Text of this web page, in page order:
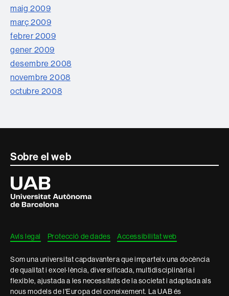
maig 2009
març 2009
febrer 2009
gener 2009
desembre 2008
novembre 2008
octubre 2008
Contacte
informació
legal
Sobre el web
Universitat
Autònoma
de
Barcelona
Avís legal Protecció de dades Accessibilitat web
Som una universitat capdavantera que imparteix una docència
de qualitat i excel·lència, diversificada, multidisciplinària i
flexible, ajustada a les necessitats de la societat i adaptada als
nous models de l'Europa del coneixement. La UAB és